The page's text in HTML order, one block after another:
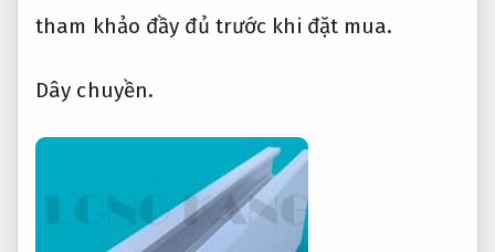
tham khảo đầy đủ trước khi đặt mua.
Dây chuyền.